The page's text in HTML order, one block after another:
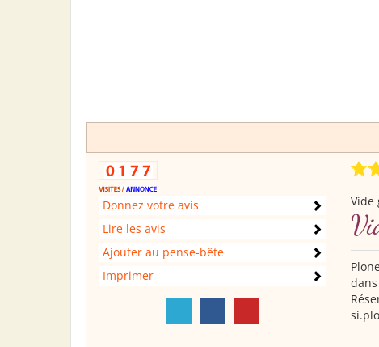
Donnez votre avis
Lire les avis
Ajouter au pense-bête
Imprimer
Vide